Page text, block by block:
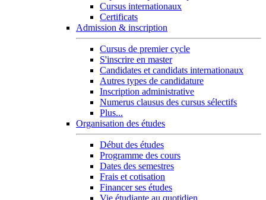
Cursus internationaux
Certificats
Admission & inscription
Cursus de premier cycle
S'inscrire en master
Candidates et candidats internationaux
Autres types de candidature
Inscription administrative
Numerus clausus des cursus sélectifs
Plus...
Organisation des études
Début des études
Programme des cours
Dates des semestres
Frais et cotisation
Financer ses études
Vie étudiante au quotidien